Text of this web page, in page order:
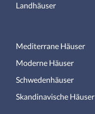
Landhäuser
Mediterrane Häuser
Moderne Häuser
Schwedenhäuser
Skandinavische Häuser